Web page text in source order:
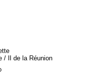
/ Il de la Réunion